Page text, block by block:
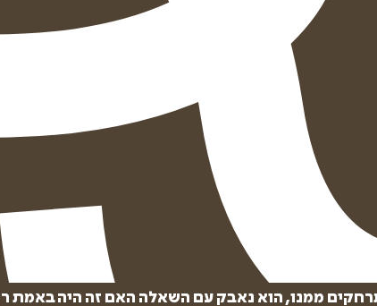
ממנו, הוא נאבק עם השאלה האם זה היה באמת